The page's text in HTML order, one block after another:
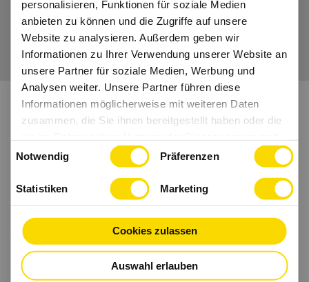
personalisieren, Funktionen für soziale Medien
anbieten zu können und die Zugriffe auf unsere
Website zu analysieren. Außerdem geben wir
Informationen zu Ihrer Verwendung unserer Website an
unsere Partner für soziale Medien, Werbung und
Analysen weiter. Unsere Partner führen diese
Informationen möglicherweise mit weiteren Daten
zusammen, die Sie ihnen bereitgestellt haben oder die
haben.
Notwendig Präferenzen
Statistiken Marketing
Cookies zulassen
Auswahl erlauben
Wir freuen uns auf Dich.